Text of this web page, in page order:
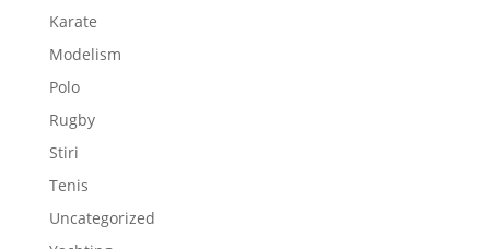
Karate
Modelism
Polo
Rugby
Stiri
Tenis
Uncategorized